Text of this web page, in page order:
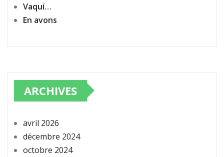
Vaquí…
En avons
ARCHIVES
avril 2026
décembre 2024
octobre 2024